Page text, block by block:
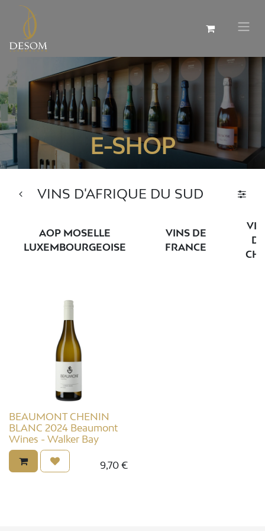
E-SHOP
VINS D'AFRIQUE DU SUD
AOP MOSELLE
LUXEMBOURGEOISE
VINS DE
FRANCE
DE
BEAUMONT CHENIN
BLANC 2024 Beaumont
Wines - Walker Bay
9,70€